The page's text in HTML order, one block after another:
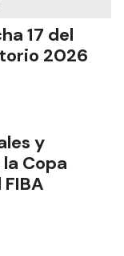
17 del
2026
y
Copa